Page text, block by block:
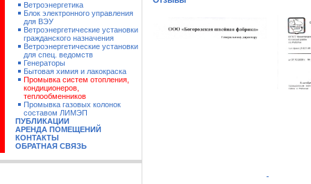
Ветроэнергетика
Блок электронного управления
для ВЭУ
Ветроэнергетические установки
гражданского назначения
Ветроэнергетические установки
для спец. ведомств
Генераторы
Бытовая химия и лакокраска
Промывка систем отопления,
кондиционеров,
теплообменников
Промывка газовых колонок
составом ЛИМЭП
ПУБЛИКАЦИИ
АРЕНДА ПОМЕЩЕНИЙ
КОНТАКТЫ
ОБРАТНАЯ СВЯЗЬ